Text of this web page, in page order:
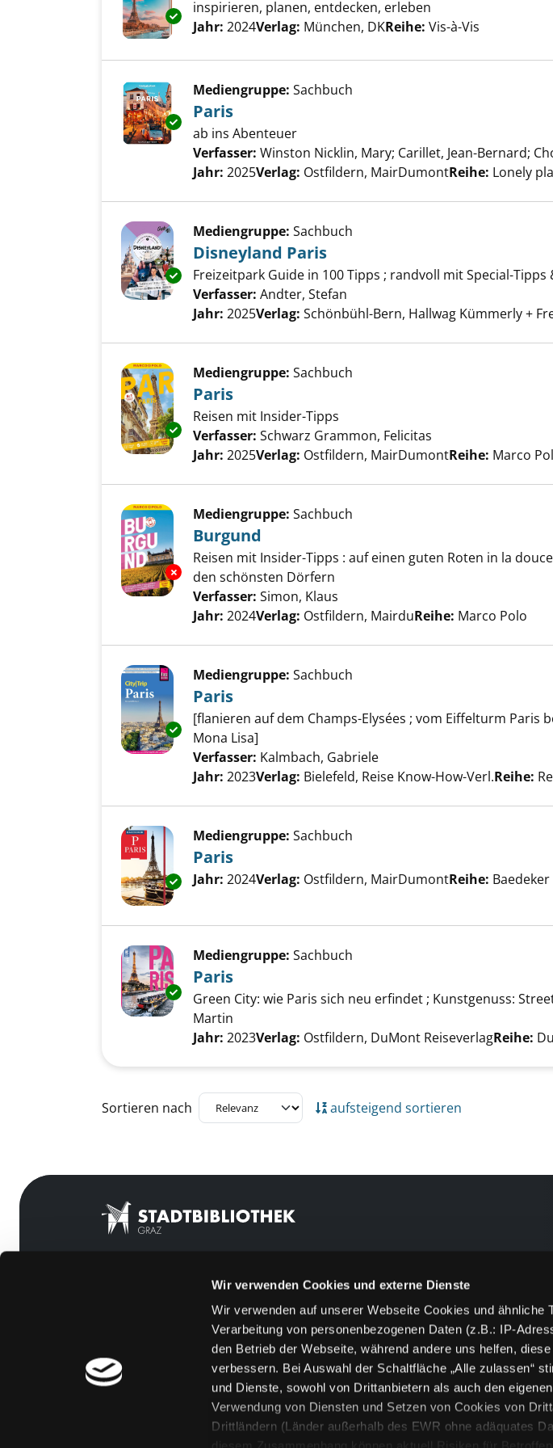
Wir verwenden Cookies und externe Dienste
Wir verwenden auf unserer Webseite Cookies und ähnliche
Verarbeitung von personenbezogenen Daten (z.B.: IP-
den Betrieb der Webseite, während andere uns helfen,
verbessern. Bei Auswahl der Schaltfläche „Alle zulassen“
und Dienste, sowohl von Drittanbietern als auch den
Verwendung von Diensten und Setzen von Cookies von
Drittländern (Länder außerhalb des EWR ohne adäquates
Exemplar-Details von Paris anzeigen
inspirieren, planen, entdecken, erleben
Suche nach diesem Verfasser
Jahr: 2024Verlag: München, DKReihe: Vis-à-Vis
Exemplar-Details von Paris anzeigen
Mediengruppe: Sachbuch
Paris
ab ins Abenteuer
Verfasser: Winston Nicklin, Mary; Carillet, Jean-Bernard;
Jahr: 2025Verlag: Ostfildern, MairDumontReihe: Lonely
Exemplar-Details von Disneyland Paris anzeigen
Mediengruppe: Sachbuch
Disneyland Paris
Freizeitpark Guide in 100 Tipps ; randvoll mit Special-
Verfasser: Andter, Stefan
Jahr: 2025Verlag: Schönbühl-Bern, Hallwag Kümmerly +
Exemplar-Details von Paris anzeigen
Mediengruppe: Sachbuch
Paris
Reisen mit Insider-Tipps
Verfasser: Schwarz Grammon, Felicitas
Jahr: 2025Verlag: Ostfildern, MairDumontReihe: Marco
Exemplar-Details von Burgund anzeigen
Mediengruppe: Sachbuch
Burgund
Reisen mit Insider-Tipps : auf einen guten Roten in la
den schönsten Dörfern
Verfasser: Simon, Klaus
Jahr: 2024Verlag: Ostfildern, MairduReihe: Marco Polo
Exemplar-Details von Paris anzeigen
Mediengruppe: Sachbuch
Paris
[flanieren auf dem Champs-Elysées ; vom Eiffelturm Paris
Mona Lisa]
Verfasser: Kalmbach, Gabriele
Jahr: 2023Verlag: Bielefeld, Reise Know-How-Verl.Reihe:
Exemplar-Details von Paris anzeigen
Mediengruppe: Sachbuch
Paris
Suche nach diesem Verfasser
Jahr: 2024Verlag: Ostfildern, MairDumontReihe: Baedeker
Exemplar-Details von Paris anzeigen
Mediengruppe: Sachbuch
Paris
Green City: wie Paris sich neu erfindet ; Kunstgenuss:
Martin
Suche nach diesem Verfasser
Jahr: 2023Verlag: Ostfildern, DuMont ReiseverlagReihe:
Zu den Suchfiltern springen
Sortieren nach aufsteigend sortieren
[kju:b]
Feedback
Kontakt
Über uns
Jobs
Medienwunsch
FAQs